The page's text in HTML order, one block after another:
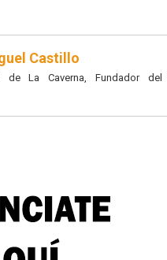
Castillo
de La Caverna, Fundador